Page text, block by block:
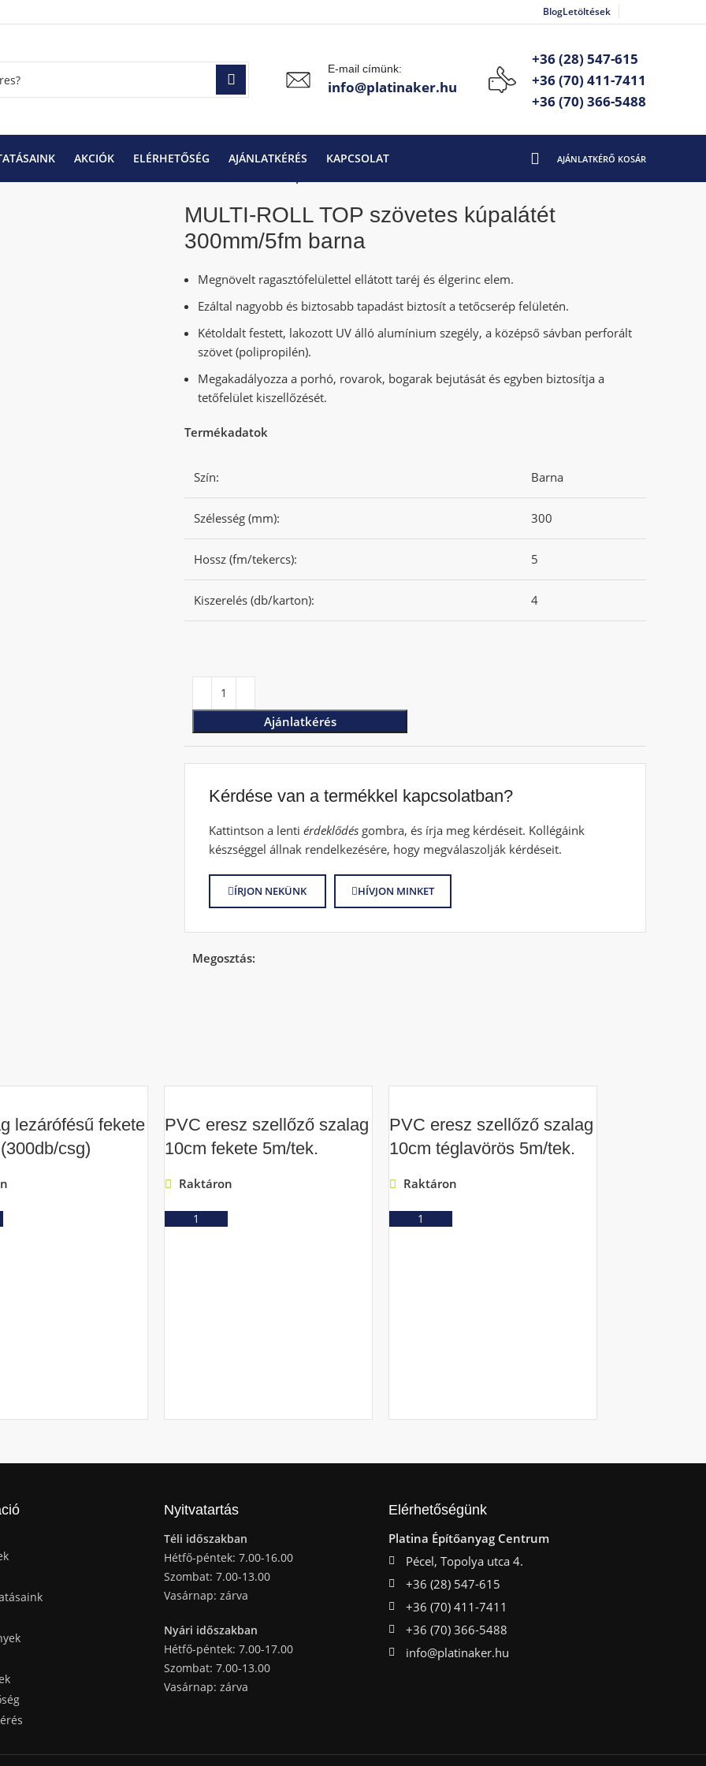
BlogLetöltések
E-mail címünk:
info@platinaker.hu
+36 (28) 547-615
+36 (70) 411-7411
+36 (70) 366-5488
AKCIÓK ELÉRHETŐSÉG AJÁNLATKÉRÉS KAPCSOLAT
MULTI-ROLL TOP szövetes kúpalátét
300mm/5fm barna
Megnövelt ragasztófelülettel ellátott taréj és élgerinc elem.
Ezáltal nagyobb és biztosabb tapadást biztosít a tetőcserép felületén.
Kétoldalt festett, lakozott UV álló alumínium szegély, a középső sávban perforált
szövet (polipropilén).
Megakadályozza a porhó, rovarok, bogarak bejutását és egyben biztosítja a
tetőfelület kiszellőzését.
Termékadatok
Szín: Barna
Szélesség (mm): 300
Hossz (fm/tekercs): 5
Kiszerelés (db/karton): 4
Ajánlatkérés
Kérdése van a termékkel kapcsolatban?
Kattintson a lenti érdeklődés gombra, és írja meg kérdéseit. Kollégáink
készséggel állnak rendelkezésére, hogy megválaszolják kérdéseit.
ÍRJON NEKÜNK HÍVJON MINKET
Megosztás:
lezárófésű fekete
csg)
PVC eresz szellőző szalag
10cm fekete 5m/tek.
Raktáron
PVC eresz szellőző szalag
10cm téglavörös 5m/tek.
Raktáron
Nyitvatartás
Téli időszakban
Hétfő-péntek: 7.00-16.00
Szombat: 7.00-13.00
Vasárnap: zárva
Nyári időszakban
Hétfő-péntek: 7.00-17.00
Szombat: 7.00-13.00
Vasárnap: zárva
Elérhetőségünk
Platina Építőanyag Centrum
Pécel, Topolya utca 4.
+36 (28) 547-615
+36 (70) 411-7411
+36 (70) 366-5488
info@platinaker.hu